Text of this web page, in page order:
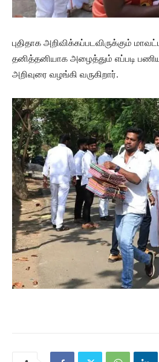
புதிதாக அறிவிக்கப்படவிருக்கும்
தனித்தனியாக அழைத்தும் எப்படி
அறிவுரை வழங்கி வருகிறார்.